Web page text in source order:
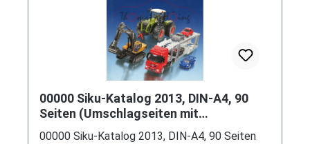
00000 Siku-Katalog 2013, DIN-A4, 90
Seiten (Umschlagseiten mit
Lagerspuren) (EAN 4006874090013)
00000 Siku-Katalog 2013, DIN-A4, 90 Seiten